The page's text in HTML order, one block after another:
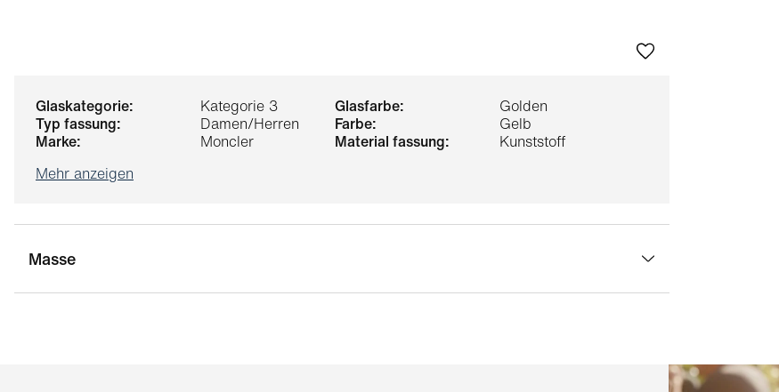
glaskategorie: Kategorie 3 glasfarbe:
Golden
typ fassung:
Damen/Herren farbe:
Gelb
marke:
Moncler material fassung:
Kunststoff
Mehr anzeigen
Masse